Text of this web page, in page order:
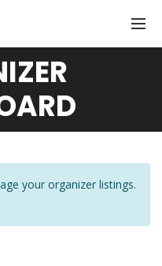
your organizer listings.